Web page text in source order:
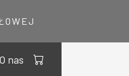
O nas